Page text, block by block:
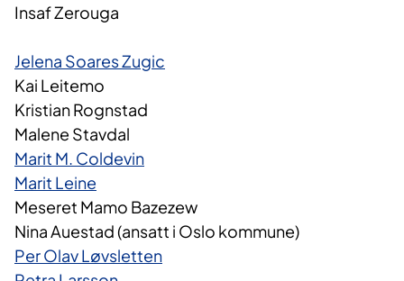
Insaf Zerouga
Jelena Soares Zugic
Kai Leitemo
Kristian Rognstad
Malene Stavdal
Marit M. Coldevin
Marit Leine
Meseret Mamo Bazezew
Nina Auestad (ansatt i Oslo kommune)
Per Olav Løvsletten